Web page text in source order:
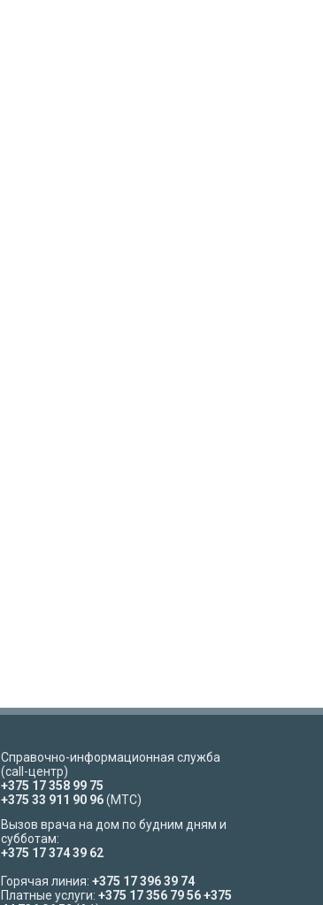
Справочно-информационная служба
(call-центр)
+375 17 358 99 75
+375 33 911 90 96(МТС)
Вызов врача на дом по будним дням и
субботам:
+375 17 374 39 62
Горячая линия: +375 17 396 39 74
Платные услуги: +375 17 356 79 56 +375